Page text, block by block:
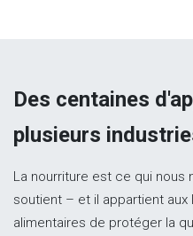
Des centaines
plusieurs
La nourriture est ce qui nous
soutient – ​​et il appartient aux
alimentaires de protéger la